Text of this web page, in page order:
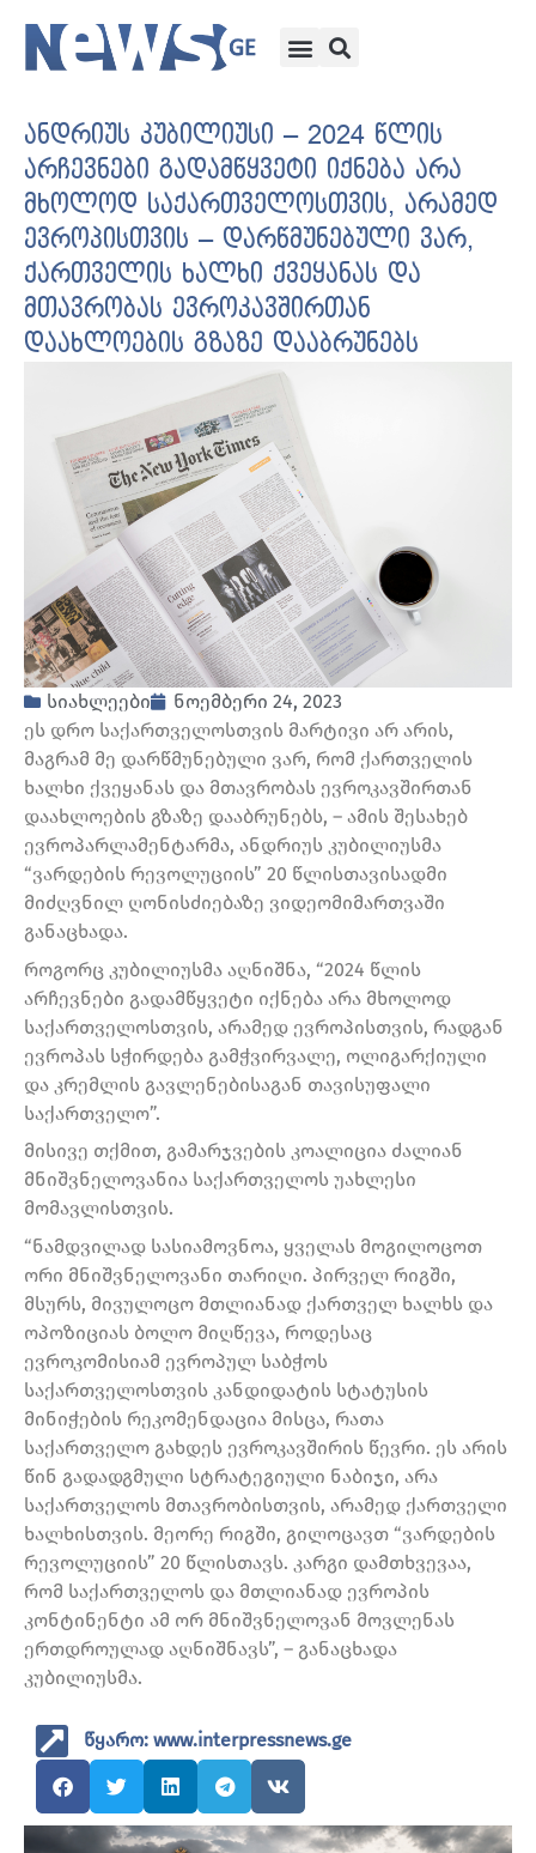
ანდრიუს კუბილიუსი – 2024 წლის
არჩევნები გადამწყვეტი იქნება არა
მხოლოდ საქართველოსთვის, არამედ
ევროპისთვის – დარწმუნებული ვარ,
ქართველის ხალხი ქვეყანას და
მთავრობას ევროკავშირთან
დაახლოების გზაზე დააბრუნებს
სიახლეები
ნოემბერი 24, 2023
ეს დრო საქართველოსთვის მარტივი არ არის,
მაგრამ მე დარწმუნებული ვარ, რომ ქართველის
ხალხი ქვეყანას და მთავრობას ევროკავშირთან
დაახლოების გზაზე დააბრუნებს, – ამის შესახებ
ევროპარლამენტარმა, ანდრიუს კუბილიუსმა
“ვარდების რევოლუციის” 20 წლისთავისადმი
მიძღვნილ ღონისძიებაზე ვიდეომიმართვაში
განაცხადა.
როგორც კუბილიუსმა აღნიშნა, “2024 წლის
არჩევნები გადამწყვეტი იქნება არა მხოლოდ
საქართველოსთვის, არამედ ევროპისთვის, რადგან
ევროპას სჭირდება გამჭვირვალე, ოლიგარქიული
და კრემლის გავლენებისაგან თავისუფალი
საქართველო”.
მისივე თქმით, გამარჯვების კოალიცია ძალიან
მნიშვნელოვანია საქართველოს უახლესი
მომავლისთვის.
“ნამდვილად სასიამოვნოა, ყველას მოგილოცოთ
ორი მნიშვნელოვანი თარიღი. პირველ რიგში,
მსურს, მივულოცო მთლიანად ქართველ ხალხს და
ოპოზიციას ბოლო მიღწევა, როდესაც
ევროკომისიამ ევროპულ საბჭოს
საქართველოსთვის კანდიდატის სტატუსის
მინიჭების რეკომენდაცია მისცა, რათა
საქართველო გახდეს ევროკავშირის წევრი. ეს არის
წინ გადადგმული სტრატეგიული ნაბიჯი, არა
საქართველოს მთავრობისთვის, არამედ ქართველი
ხალხისთვის. მეორე რიგში, გილოცავთ “ვარდების
რევოლუციის” 20 წლისთავს. კარგი დამთხვევაა,
რომ საქართველოს და მთლიანად ევროპის
კონტინენტი ამ ორ მნიშვნელოვან მოვლენას
ერთდროულად აღნიშნავს”, – განაცხადა
კუბილიუსმა.
წყარო: www.interpressnews.ge